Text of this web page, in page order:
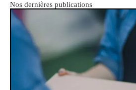
Nos dernières publications